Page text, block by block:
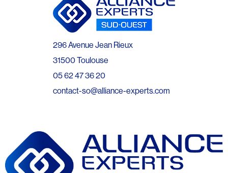
296 Avenue Jean Rieux
31500 Toulouse
05 62 47 36 20
contact-so@alliance-experts.com